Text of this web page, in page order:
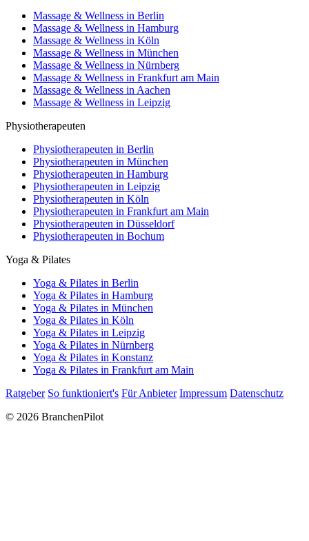
Massage & Wellness in Berlin
Massage & Wellness in Hamburg
Massage & Wellness in Köln
Massage & Wellness in München
Massage & Wellness in Nürnberg
Massage & Wellness in Frankfurt am Main
Massage & Wellness in Aachen
Massage & Wellness in Leipzig
Physiotherapeuten
Physiotherapeuten in Berlin
Physiotherapeuten in München
Physiotherapeuten in Hamburg
Physiotherapeuten in Leipzig
Physiotherapeuten in Köln
Physiotherapeuten in Frankfurt am Main
Physiotherapeuten in Düsseldorf
Physiotherapeuten in Bochum
Yoga & Pilates
Yoga & Pilates in Berlin
Yoga & Pilates in Hamburg
Yoga & Pilates in München
Yoga & Pilates in Köln
Yoga & Pilates in Leipzig
Yoga & Pilates in Nürnberg
Yoga & Pilates in Konstanz
Yoga & Pilates in Frankfurt am Main
Ratgeber So funktioniert's Für Anbieter Impressum Datenschutz
© 2026 BranchenPilot